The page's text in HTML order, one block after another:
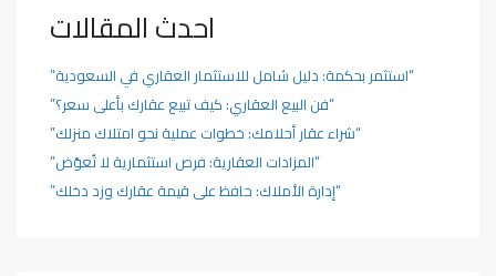
احدث المقالات
“استثمر بحكمة: دليل شامل للاستثمار العقاري في السعودية”
“فن البيع العقاري: كيف تبيع عقارك بأعلى سعر؟”
“شراء عقار أحلامك: خطوات عملية نحو امتلاك منزلك”
“المزادات العقارية: فرص استثمارية لا تُعوّض”
“إدارة الأملاك: حافظ على قيمة عقارك وزد دخلك”